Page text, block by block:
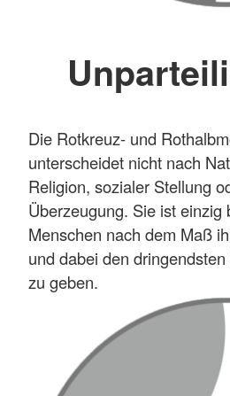
Die Rotkreuz- und
unterscheidet nicht nach
Religion, sozialer Stellung
Überzeugung. Sie ist einzig
Menschen nach dem Maß
und dabei den
zu geben.